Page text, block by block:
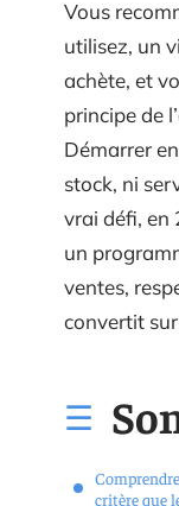
Vous
utilisez, un
achète, et
principe de
Démarrer
stock, ni
vrai défi, en
un
ventes,
convertit
critère que